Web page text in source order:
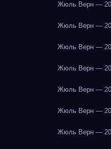
Жюль Верн — 20
Жюль Верн — 20
Жюль Верн — 20
Жюль Верн — 20
Жюль Верн — 20
Жюль Верн — 20
Жюль Верн — 20